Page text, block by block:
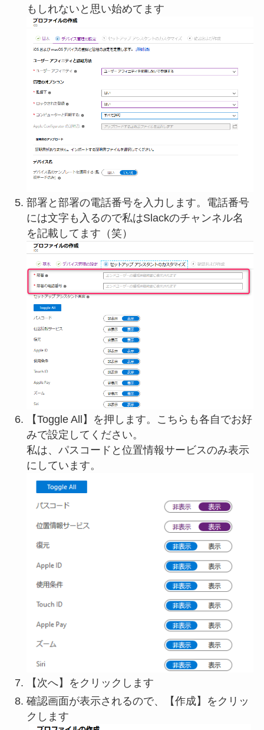
もしれないと思い始めてます
部署と部署の電話番号を入力します。電話番号
には文字も入るので私はSlackのチャンネル名
を記載してます（笑）
【Toggle All】を押します。こちらも各自でお好
みで設定してください。
私は、パスコードと位置情報サービスのみ表示
にしています。
【次へ】をクリックします
確認画面が表示されるので、【作成】をクリッ
クします